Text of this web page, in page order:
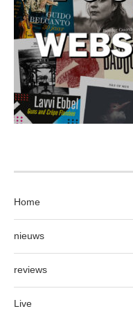
Home
nieuws
reviews
Live